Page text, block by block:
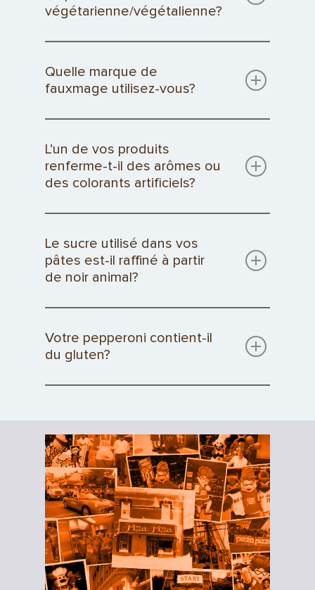
végétarienne/végétalienne?
Quelle marque de
fauxmage utilisez-vous?
L’un de vos produits
renferme-t-il des arômes ou
des colorants artificiels?
Le sucre utilisé dans vos
pâtes est-il raffiné à partir
de noir animal?
Votre pepperoni contient-il
du gluten?